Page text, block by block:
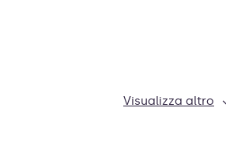
Visualizza altro